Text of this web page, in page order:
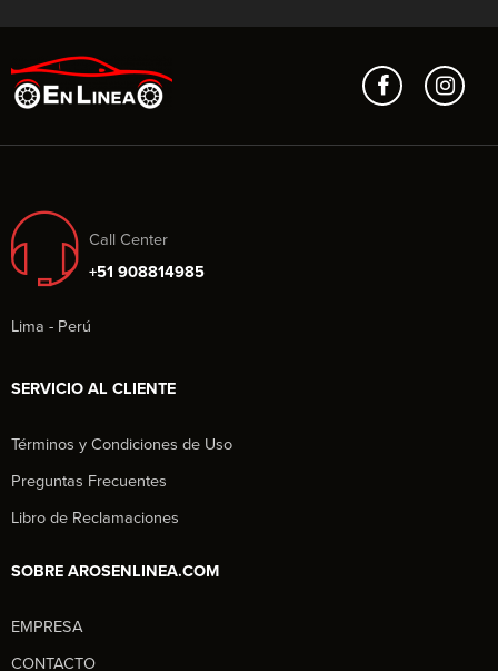
Call Center
+51 908814985
Lima - Perú
SERVICIO AL CLIENTE
Términos y Condiciones de Uso
Preguntas Frecuentes
Libro de Reclamaciones
SOBRE AROSENLINEA.COM
EMPRESA
CONTACTO